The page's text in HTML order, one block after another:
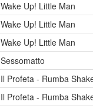
Wake Up! Little Man
Wake Up! Little Man
Wake Up! Little Man
Sessomatto
Il Profeta - Rumba
Il Profeta - Rumba